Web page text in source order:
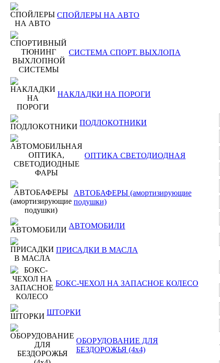
СПОЙЛЕРЫ НА АВТО
СИСТЕМА СПОРТ. ВЫХЛОПА
НАКЛАДКИ НА ПОРОГИ
ПОДЛОКОТНИКИ
ОПТИКА СВЕТОДИОДНАЯ
АВТОБАФЕРЫ (амортизирующие
подушки)
АВТОМОБИЛИ
ПРИСАДКИ В МАСЛА
БОКС-ЧЕХОЛ НА ЗАПАСНОЕ КОЛЕСО
ШТОРКИ
ОБОРУДОВАНИЕ ДЛЯ
БЕЗДОРОЖЬЯ (4x4)